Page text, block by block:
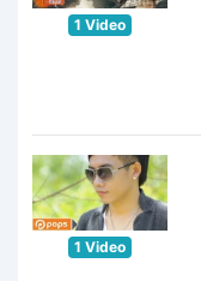
1 Video
1 Video